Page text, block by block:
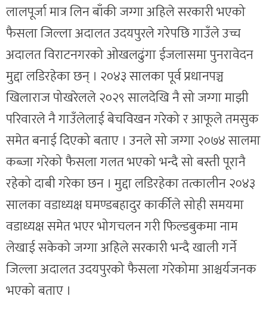
लालपूर्जा मात्र लिन बाँकी जग्गा अहिले सरकारी भएको
फैसला जिल्ला अदालत उदयपुरले गरेपछि गाउँले उच्च
अदालत विराटनगरको ओखलढुंगा ईजलासमा पुनरावेदन
मुद्दा लडिरहेका छन् । २०४३ सालका पूर्व प्रधानपञ्च
खिलाराज पोखरेलले २०२९ सालदेखि नै सो जग्गा माझी
परिवारले नै गाउँलेलाई बेचविखन गरेको र आफूले तमसुक
समेत बनाई दिएको बताए । उनले सो जग्गा २०७४ सालमा
कब्जा गरेको फैसला गलत भएको भन्दै सो बस्ती पूरानै
रहेको दाबी गरेका छन । मुद्दा लडिरहेका तत्कालीन २०४३
सालका वडाध्यक्ष घमण्डबहादुर कार्कीले सोही समयमा
वडाध्यक्ष समेत भएर भोगचलन गरी फिल्डबुकमा नाम
लेखाई सकेको जग्गा अहिले सरकारी भन्दै खाली गर्ने
जिल्ला अदालत उदयपुरको फैसला गरेकोमा आश्चर्यजनक
भएको बताए ।